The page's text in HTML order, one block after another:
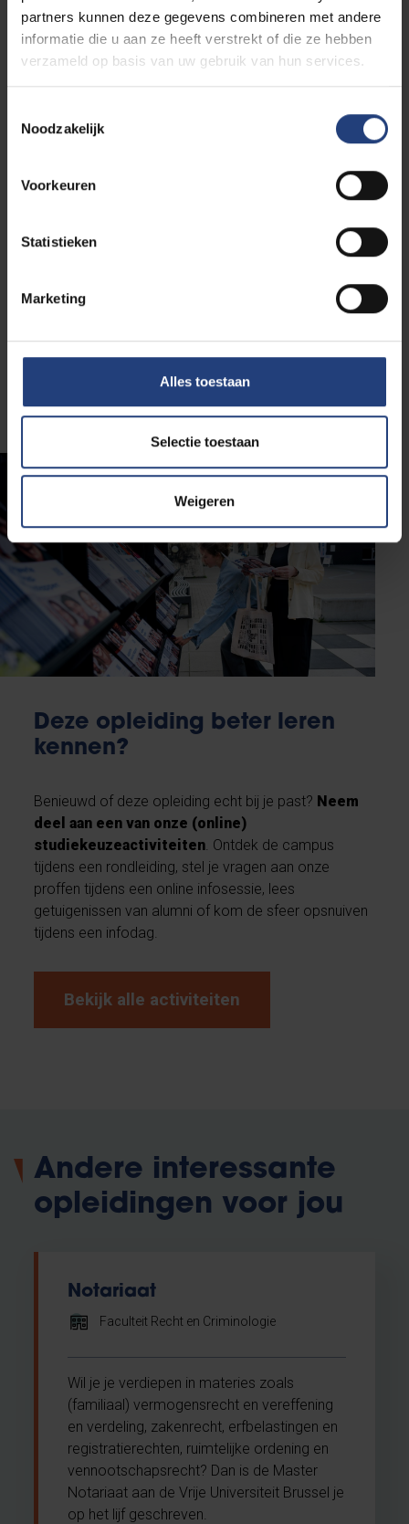
partners kunnen deze gegevens combineren met andere
informatie die u aan ze heeft verstrekt of die ze hebben
verzameld op basis van uw gebruik van hun services.
Noodzakelijk
Voorkeuren
Statistieken
Marketing
Alles toestaan
Selectie toestaan
Weigeren
Studiekeuzetool: vraag het aan
SIMON
Onze alumni vertellen
Deze opleiding beter leren
kennen?
Benieuwd of deze opleiding echt bij je past? Neem
deel aan een van onze (online)
studiekeuzeactiviteiten . Ontdek de campus
tijdens een rondleiding, stel je vragen aan onze
proffen tijdens een online infosessie, lees
getuigenissen van alumni of kom de sfeer opsnuiven
tijdens een infodag.
Bekijk alle activiteiten
Andere interessante
opleidingen voor jou
Notariaat
Faculteit Recht en Criminologie
Wil je je verdiepen in materies zoals
(familiaal) vermogensrecht en vereffening
en verdeling, zakenrecht, erfbelastingen en
registratierechten, ruimtelijke ordening en
vennootschapsrecht? Dan is de Master
Notariaat aan de Vrije Universiteit Brussel je
op het lijf geschreven.